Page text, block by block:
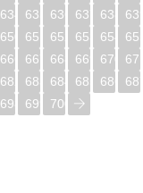
634 635 636 637 638
650 651 652 653 654
666 667 668 669 670
682 683 684 685 686
698 699 700